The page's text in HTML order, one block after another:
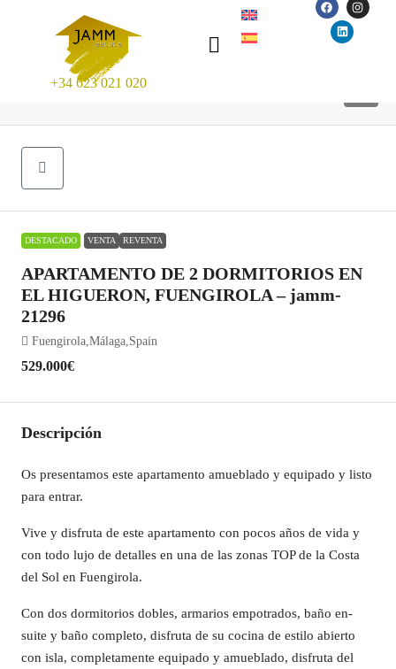
+34 623 021 020
DESTACADO VENTA REVENTA
APARTAMENTO DE 2 DORMITORIOS EN
EL HIGUERON, FUENGIROLA – jamm-
21296
Fuengirola,Málaga,Spain
529.000€
Descripción
Os presentamos este apartamento amueblado y equipado y listo
para entrar.
Vive y disfruta de este apartamento con pocos años de vida y
con todo lujo de detalles en una de las zonas TOP de la Costa
del Sol en Fuengirola.
Con dos dormitorios dobles, armarios empotrados, baño en-
suite y baño completo, disfruta de su cocina de estilo abierto
con isla, completamente equipado y amueblado, disfruta del